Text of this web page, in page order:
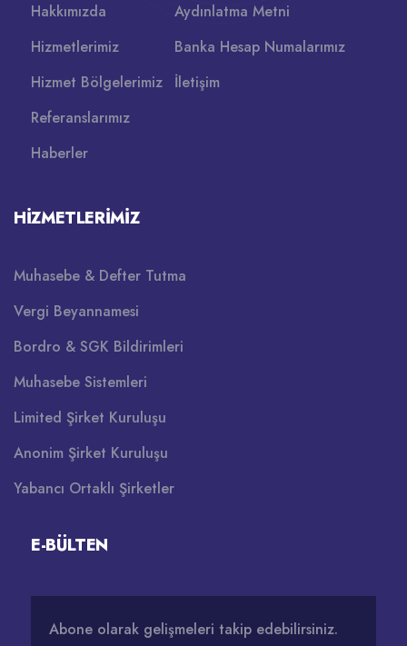
Hakkımızda
Hizmetlerimiz
Hizmet Bölgelerimiz
Referanslarımız
Haberler
Aydınlatma Metni
Banka Hesap Numalarımız
İletişim
HIZMETLERIMIZ
Muhasebe & Defter Tutma
Vergi Beyannamesi
Bordro & SGK Bildirimleri
Muhasebe Sistemleri
Limited Şirket Kuruluşu
Anonim Şirket Kuruluşu
Yabancı Ortaklı Şirketler
E-BÜLTEN
Abone olarak gelişmeleri takip edebilirsiniz.